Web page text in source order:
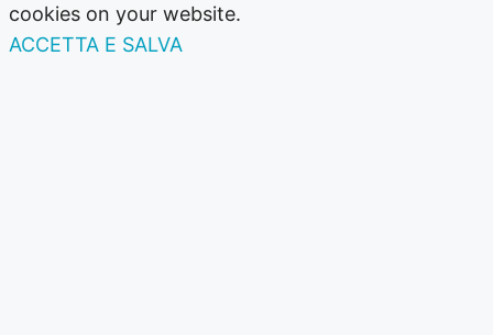
cookies on your website.
ACCETTA E SALVA